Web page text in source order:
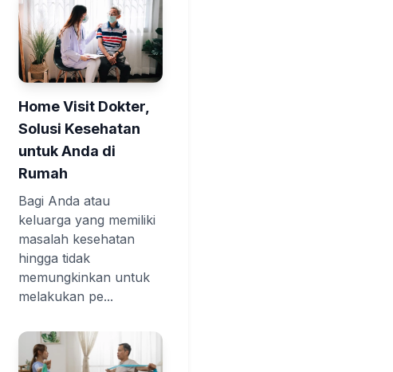
Home Visit Dokter,
Solusi Kesehatan
untuk Anda di
Rumah
Bagi Anda atau
keluarga yang memiliki
masalah kesehatan
hingga tidak
memungkinkan untuk
melakukan pe...